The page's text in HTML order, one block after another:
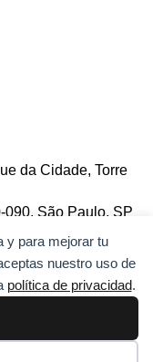
y para mejorar tu
nuestro uso de
política de privacidad.
da Cidade, Torre
090, São Paulo, SP
Mapa del